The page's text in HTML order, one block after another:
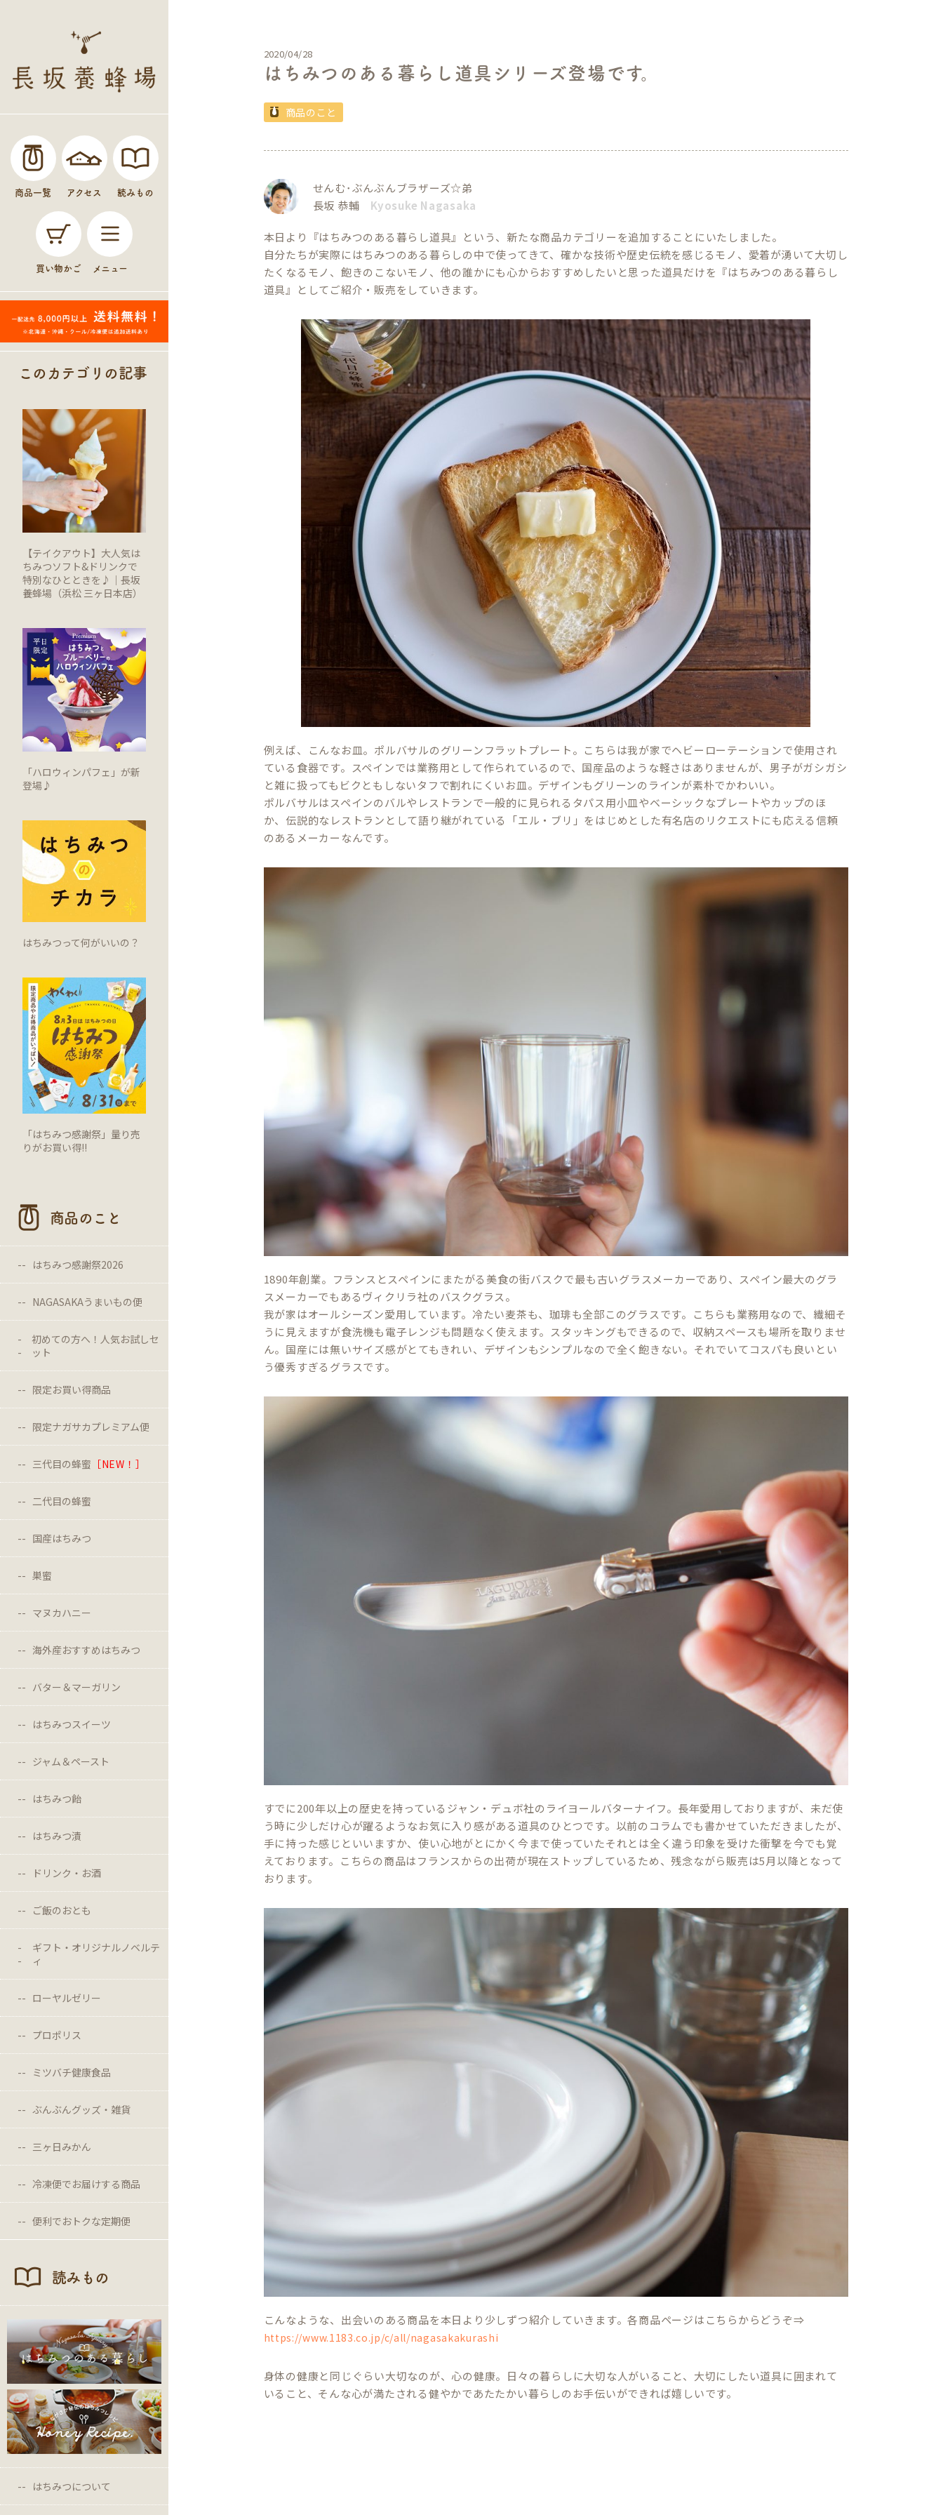
商品一覧 アクセス 読みもの
買い物かご メニュー
このカテゴリの記事
【テイクアウト】大人気は
ちみつソフト&ドリンクで
特別なひとときを♪｜長坂
養蜂場（浜松 三ヶ日本店）
「ハロウィンパフェ」が新
登場♪
はちみつって何がいいの？
「はちみつ感謝祭」量り売
りがお買い得!!
商品のこと
はちみつ感謝祭2026
NAGASAKAうまいもの便
初めての方へ！人気お試しセ
ット
限定お買い得商品
限定ナガサカプレミアム便
三代目の蜂蜜 ［NEW！］
二代目の蜂蜜
国産はちみつ
巣蜜
マヌカハニー
海外産おすすめはちみつ
バター＆マーガリン
はちみつスイーツ
ジャム＆ペースト
はちみつ飴
はちみつ漬
ドリンク・お酒
ご飯のおとも
ギフト・オリジナルノベルテ
ィ
ローヤルゼリー
プロポリス
ミツバチ健康食品
ぶんぶんグッズ・雑貨
三ヶ日みかん
冷凍便でお届けする商品
便利でおトクな定期便
読みもの
はちみつについて
2020/04/28
はちみつのある暮らし道具シリーズ登場です。
商品のこと
せんむ･ぶんぶんブラザーズ☆弟
長坂 恭輔 Kyosuke Nagasaka
本日より『はちみつのある暮らし道具』という、新たな商品カテゴリーを追加することにいたしました。
自分たちが実際にはちみつのある暮らしの中で使ってきて、確かな技術や歴史伝統を感じるモノ、愛着が湧いて大切し
たくなるモノ、飽きのこないモノ、他の誰かにも心からおすすめしたいと思った道具だけを『はちみつのある暮らし
道具』としてご紹介・販売をしていきます。
例えば、こんなお皿。ポルバサルのグリーンフラットプレート。こちらは我が家でヘビーローテーションで使用され
ている食器です。スペインでは業務用として作られているので、国産品のような軽さはありませんが、男子がガシガシ
と雑に扱ってもビクともしないタフで割れにくいお皿。デザインもグリーンのラインが素朴でかわいい。
ポルバサルはスペインのバルやレストランで一般的に見られるタパス用小皿やベーシックなプレートやカップのほ
か、伝説的なレストランとして語り継がれている「エル・ブリ」をはじめとした有名店のリクエストにも応える信頼
のあるメーカーなんです。
1890年創業。フランスとスペインにまたがる美食の街バスクで最も古いグラスメーカーであり、スペイン最大のグラ
スメーカーでもあるヴィクリラ社のバスクグラス。
我が家はオールシーズン愛用しています。冷たい麦茶も、珈琲も全部このグラスです。こちらも業務用なので、繊細そ
うに見えますが食洗機も電子レンジも問題なく使えます。スタッキングもできるので、収納スペースも場所を取りませ
ん。国産には無いサイズ感がとてもきれい、デザインもシンプルなので全く飽きない。それでいてコスパも良いとい
う優秀すぎるグラスです。
すでに200年以上の歴史を持っているジャン・デュボ社のライヨールバターナイフ。長年愛用しておりますが、未だ使
う時に少しだけ心が躍るようなお気に入り感がある道具のひとつです。以前のコラムでも書かせていただきましたが、
手に持った感じといいますか、使い心地がとにかく今まで使っていたそれとは全く違う印象を受けた衝撃を今でも覚
えております。こちらの商品はフランスからの出荷が現在ストップしているため、残念ながら販売は5月以降となって
おります。
こんなような、出会いのある商品を本日より少しずつ紹介していきます。各商品ページはこちらからどうぞ⇒
https://www.1183.co.jp/c/all/nagasakakurashi
身体の健康と同じぐらい大切なのが、心の健康。日々の暮らしに大切な人がいること、大切にしたい道具に囲まれて
いること、そんな心が満たされる健やかであたたかい暮らしのお手伝いができれば嬉しいです。